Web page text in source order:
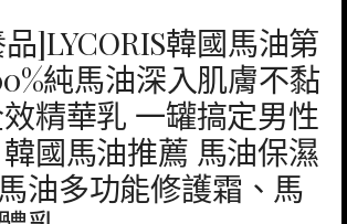
]LYCORIS韓國馬油第
純馬油深入肌膚不黏
精華乳 一罐搞定男性
國馬油推薦 馬油保濕
油多功能修護霜、馬